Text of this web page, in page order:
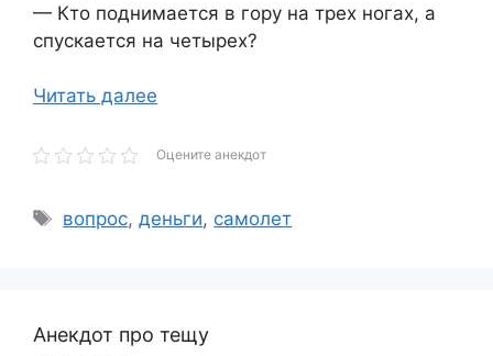
— Кто поднимается в гору на трех ногах, а
спускается на четырех?
Читать далее
Оцените анекдот
Метки
вопрос,деньги, самолет
Анекдот про тещу